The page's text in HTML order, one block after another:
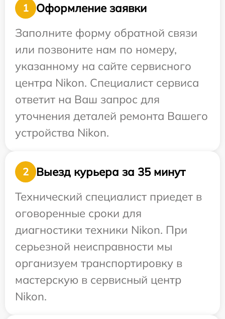
1
Оформление заявки
Заполните форму обратной связи
или позвоните нам по номеру,
указанному на сайте сервисного
центра Nikon. Специалист сервиса
ответит на Ваш запрос для
уточнения деталей ремонта Вашего
устройства Nikon.
2
Выезд курьера за 35 минут
Технический специалист приедет в
оговоренные сроки для
диагностики техники Nikon. При
серьезной неисправности мы
организуем транспортировку в
мастерскую в сервисный центр
Nikon.